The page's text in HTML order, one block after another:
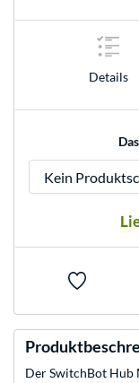
Details
Der SwitchBot Hub